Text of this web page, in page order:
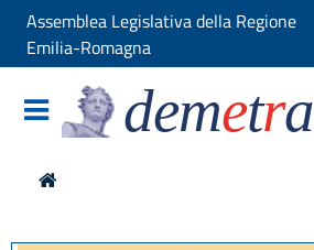
Assemblea Legislativa della Regione
Emilia-Romagna
demetra